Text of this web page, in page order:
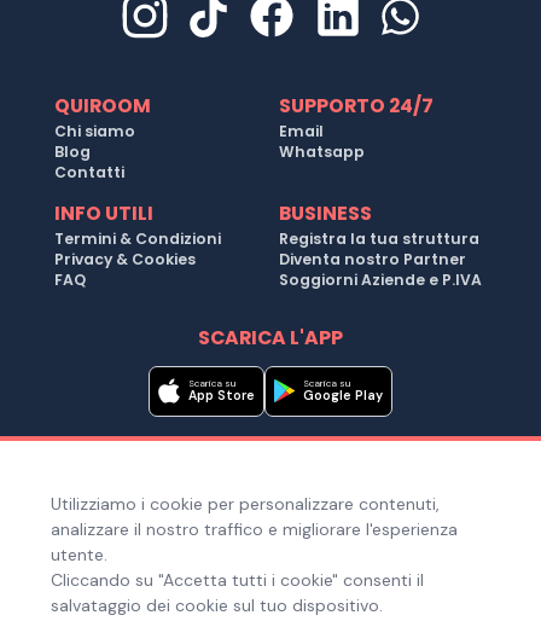
QUIROOM
Chi siamo
Blog
Contatti
SUPPORTO 24/7
Email
Whatsapp
INFO UTILI
Termini & Condizioni
Privacy & Cookies
FAQ
BUSINESS
Registra la tua struttura
Diventa nostro Partner
Soggiorni Aziende e P.IVA
SCARICA L'APP
Scarica su
App Store
Scarica su
Google Play
Hai bisogno di aiuto ?
Utilizziamo i cookie per personalizzare contenuti,
analizzare il nostro traffico e migliorare l'esperienza
utente.
Cliccando su "Accetta tutti i cookie" consenti il
salvataggio dei cookie sul tuo dispositivo.